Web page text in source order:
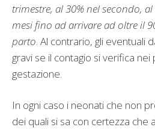
trimestre, al 30% nel secondo,
mesi fino ad arrivare ad oltre il
parto . Al contrario, gli eventuali
gravi se il contagio si verifica
gestazione.
In ogni caso i neonati che non
dei quali si sa con certezza che